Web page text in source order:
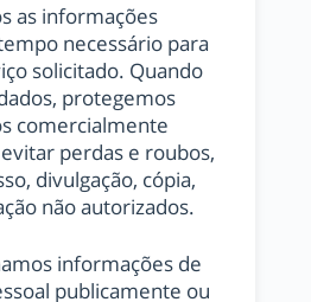
as informações
necessário para
solicitado. Quando
protegemos
comercialmente
perdas e roubos,
divulgação, cópia,
não autorizados.
informações de
publicamente ou